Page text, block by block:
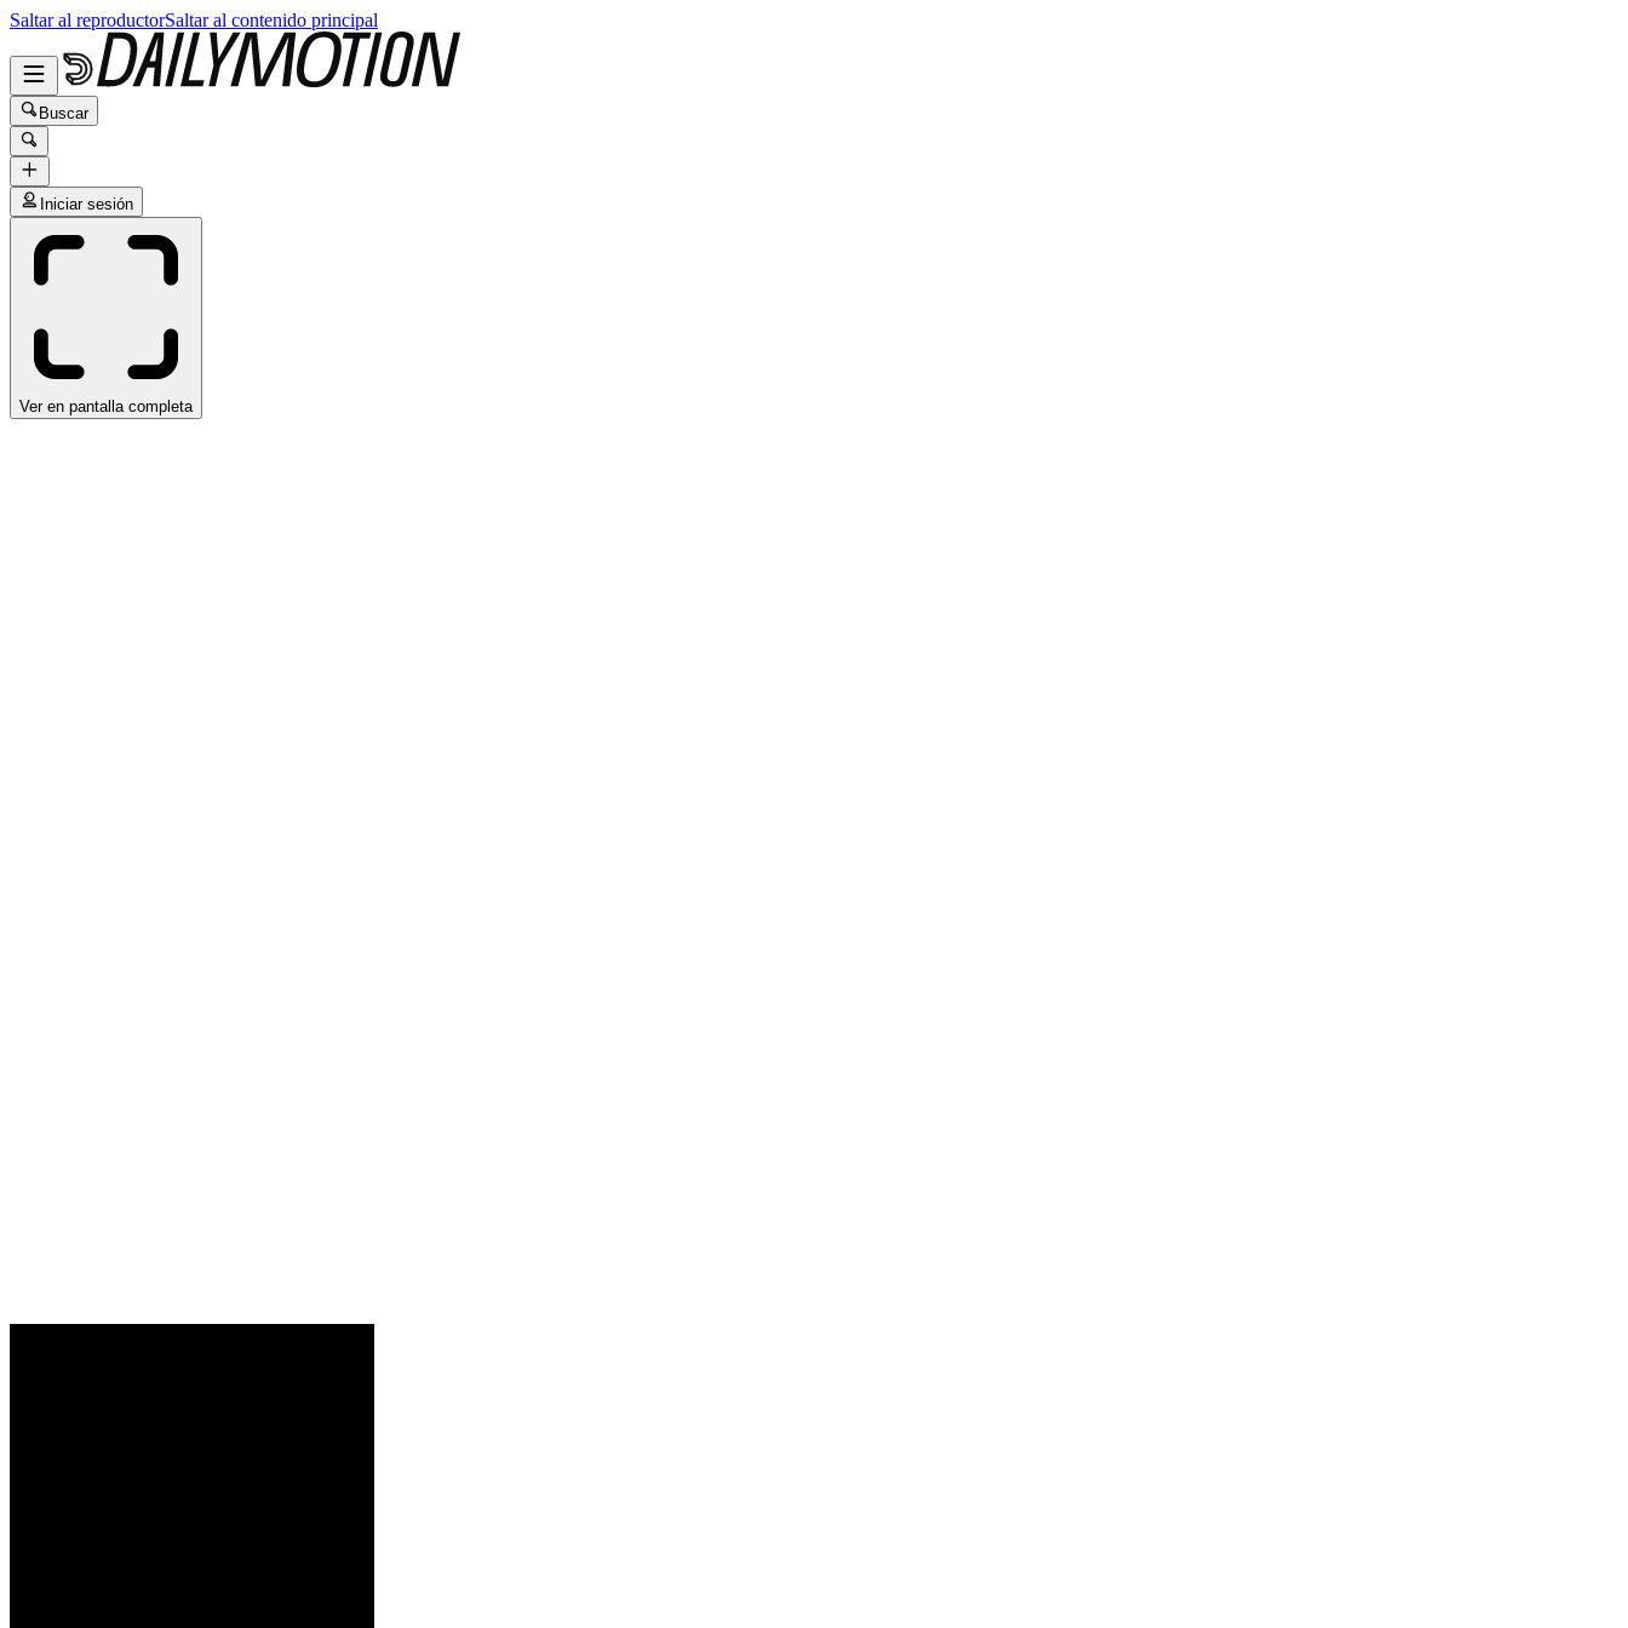
Saltar al reproductorSaltar al contenido principal
Buscar
Iniciar sesión
Ver en pantalla completa